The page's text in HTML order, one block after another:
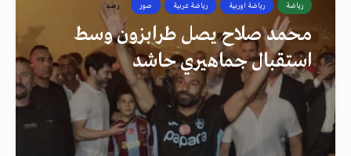
رياضة رياضة اوربية رياضة عربية صور رصد
محمد صلاح يصل طرابزون وسط
استقبال جماهيري حاشد